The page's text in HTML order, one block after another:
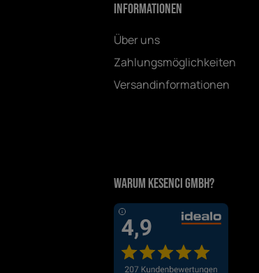
Informationen
Über uns
Zahlungsmöglichkeiten
Versandinformationen
Warum Kesenci GmbH?